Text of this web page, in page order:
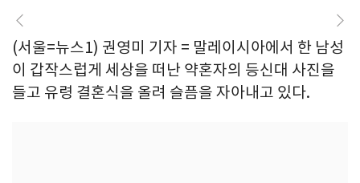
(서울=뉴스1) 권영미 기자 = 말레이시아에서 한 남성
이 갑작스럽게 세상을 떠난 약혼자의 등신대 사진을
들고 유령 결혼식을 올려 슬픔을 자아내고 있다.